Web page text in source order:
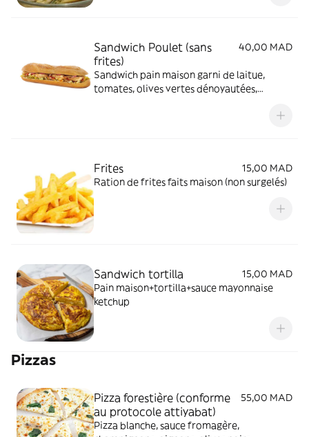
Sandwich Poulet (sans
frites)
40,00 MAD
Sandwich pain maison garni de laitue,
tomates, olives vertes dénoyautées,
Frites
15,00 MAD
Ration de frites faits maison (non surgelés)
Sandwich tortilla
15,00 MAD
Pain maison+tortilla+sauce mayonnaise
ketchup
Pizzas
Pizza forestière (conforme
au protocole attiyabat)
55,00 MAD
Pizza blanche, sauce fromagère,